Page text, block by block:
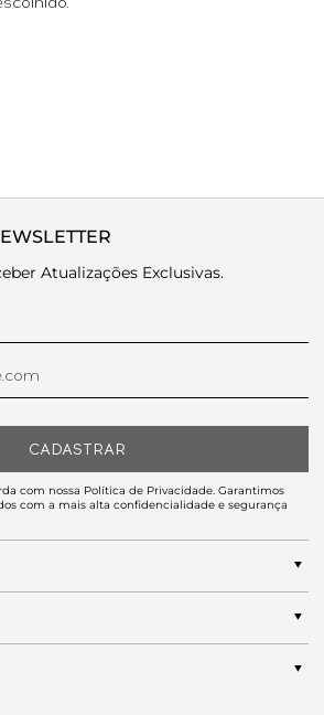
Atualizações Exclusivas.
CADASTRAR
com nossa Política de Privacidade. Garantimos
com a mais alta confidencialidade e segurança